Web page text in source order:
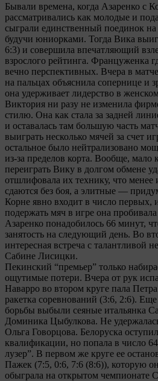
Бывали времена, когда Азаренко с
рассматривались как молодые и
сыграли единственный поединок
будучи юниорками. Тогда Вика
6:3) и совершила впечатляющий
взрослого рейтинга. Француженка
вечно перспективных. Вчера в
на пальцах объяснила сопернице и
она удерживает лидерство в
Виктория ни разу не изменила
стилю. Она как стала за задней
и оставалась там большую часть
выиграть несколько мячей за счет
остальное было нейтрализовано
из-за пределов корта. Вообще, мало
переиграть Вику в долгом обмене
отшлифовала их технику, что
сдаются без боя, а элитные —
Корне явно входит в число первых,
подержать мяч в игре она
Азаренко понадобилось 66 минут,
занятость на следующий день. Во
интересная встреча с талантливой
Сабине Лисицки.
Пекинский “премьер” только
ощутимые потери. Вчера от рук
Наварро во втором круге пала
ракетка соревнований (3:6, 2:6).
борьбы выбыли сеяные итальянка
Доминика Цыбулкова. Не
Ольга Говорцова. Белоруска
квалификации, но попала в число
лузер”. В первом же круге ее
Пажек (7:5, 0:6, 7:6 (8:6)), которую
обыграла на открытом